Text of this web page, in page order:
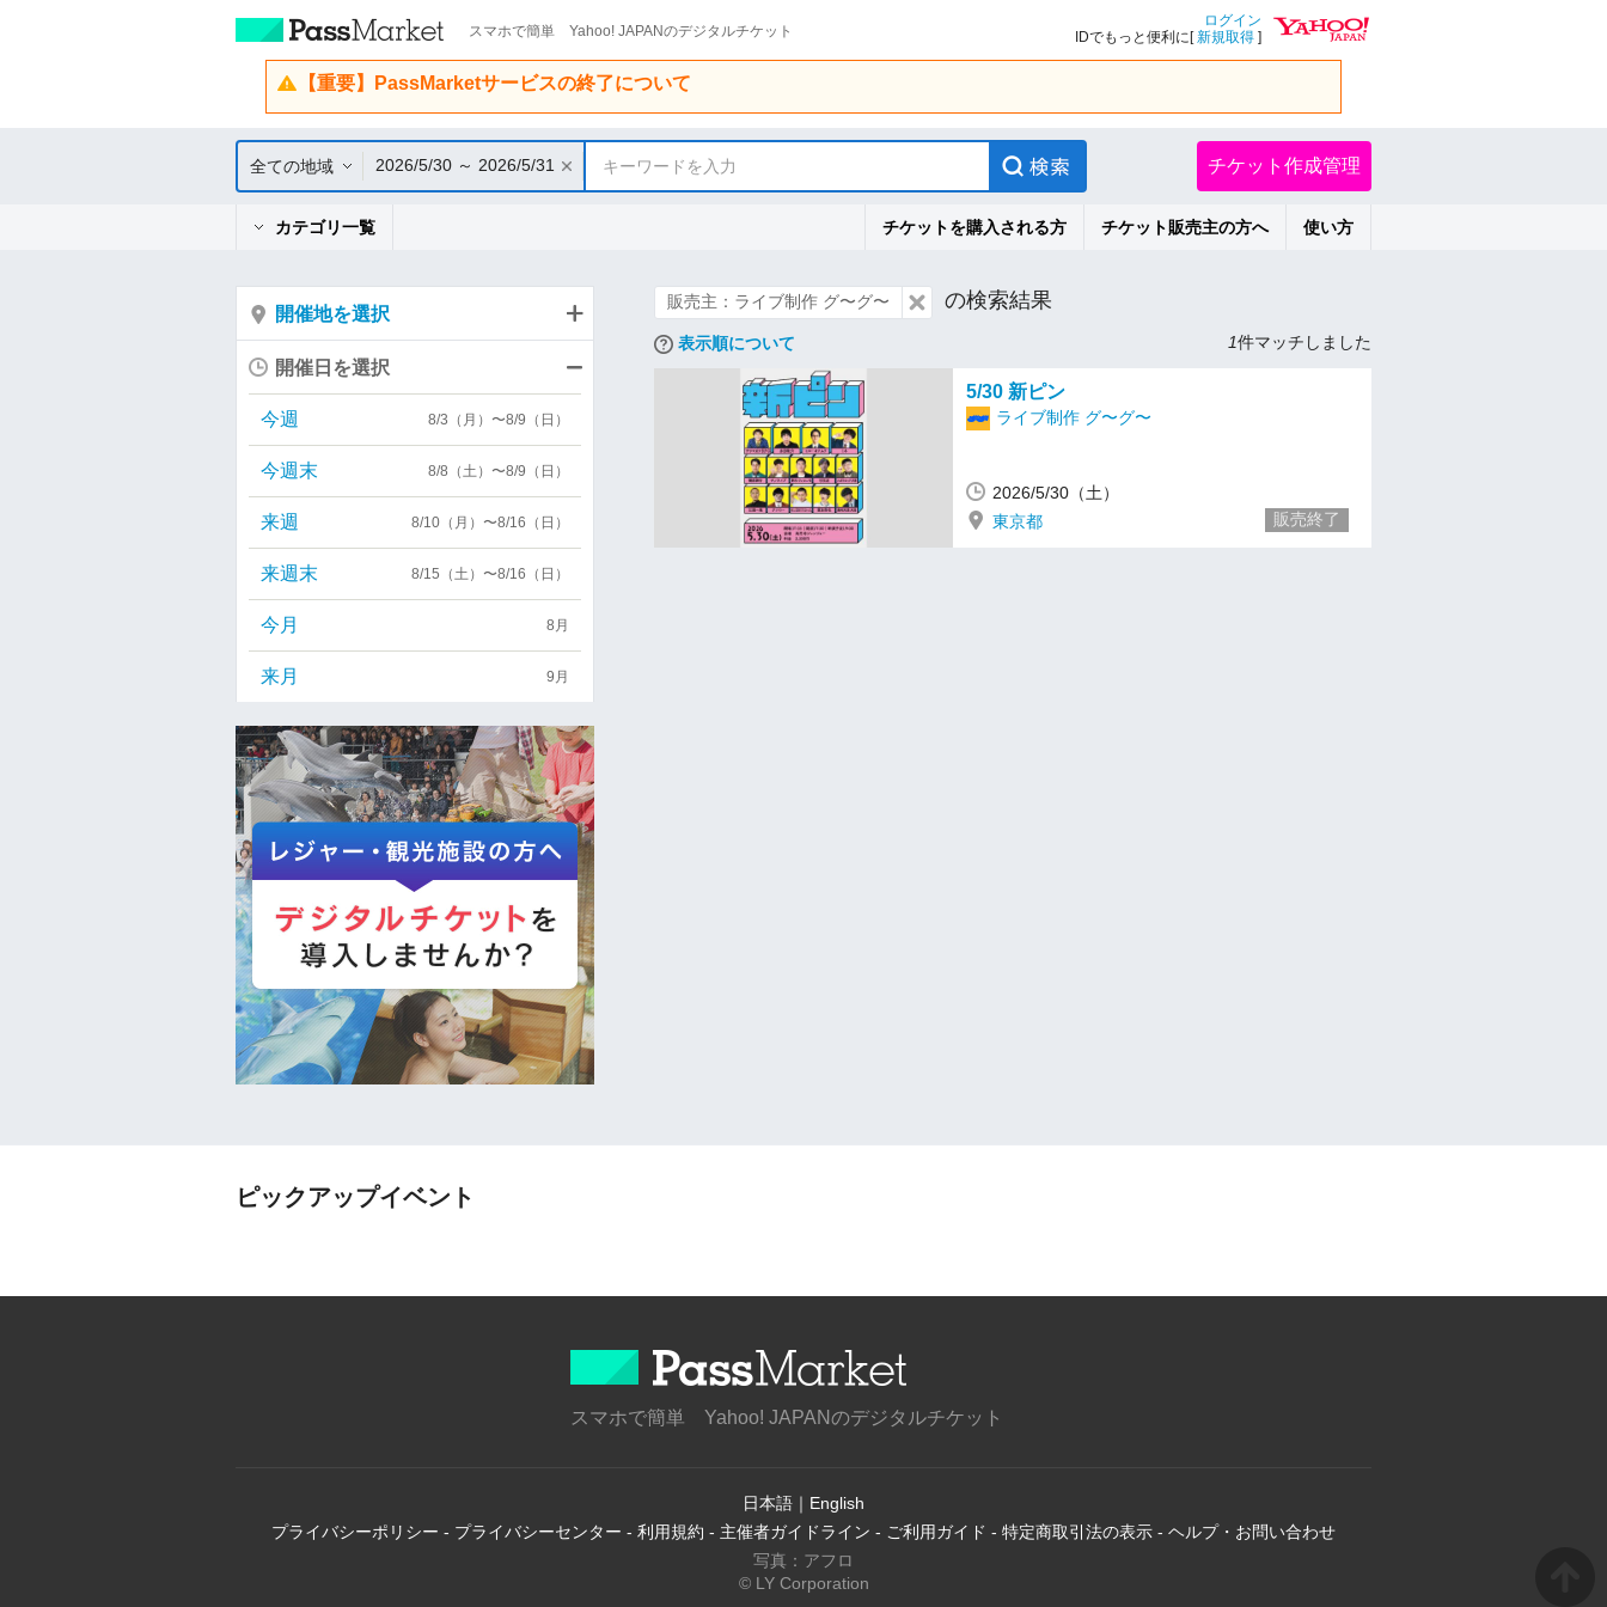
スマホで簡単 Yahoo! JAPANのデジタルチケット
ログイン
IDでもっと便利に[新規取得 ]
【重要】PassMarketサービスの終了について
全ての地域 2026/5/30 ～ 2026/5/31 キーワードを入力 チケット作成管理
カテゴリ一覧 チケットを購入される方 チケット販売主の方へ 使い方
販売主：ライブ制作 グ〜グ〜 の検索結果
表示順について 1件マッチしました
5/30 新ピン
ライブ制作 グ〜グ〜
2026/5/30（土）
東京都
販売終了
開催地を選択
開催日を選択
今週 8/3（月）〜8/9（日）
今週末 8/8（土）〜8/9（日）
来週 8/10（月）〜8/16（日）
来週末 8/15（土）〜8/16（日）
今月 8月
来月 9月
ピックアップイベント
スマホで簡単 Yahoo! JAPANのデジタルチケット
日本語 ｜ English
プライバシーポリシー - プライバシーセンター - 利用規約 - 主催者ガイドライン - ご利用ガイド - 特定商取引法の表示 - ヘルプ・お問い合わせ
写真：アフロ
© LY Corporation